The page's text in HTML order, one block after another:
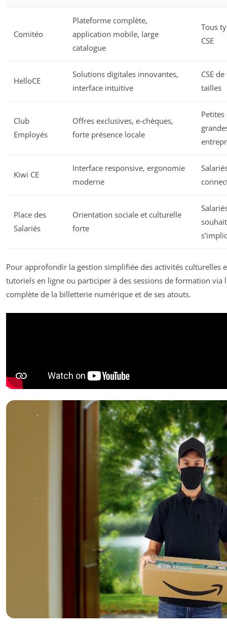
Comitéo
Plateforme complète,
application mobile, large
catalogue
Tous
CSE
HelloCE
Solutions digitales innovantes,
interface intuitive
CSE
tailles
Club
Employés
Offres exclusives, e-chèques,
forte présence locale
Petites
Kiwi CE
Interface responsive, ergonomie
moderne
Place des
Salariés
Orientation sociale et culturelle
forte
Pour approfondir la gestion simplifiée des activités culturelles
tutoriels en ligne ou participer à des sessions de formation via
complète de la billetterie numérique et de ses atouts.